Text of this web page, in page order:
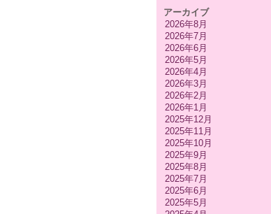
アーカイブ
2026年8月
2026年7月
2026年6月
2026年5月
2026年4月
2026年3月
2026年2月
2026年1月
2025年12月
2025年11月
2025年10月
2025年9月
2025年8月
2025年7月
2025年6月
2025年5月